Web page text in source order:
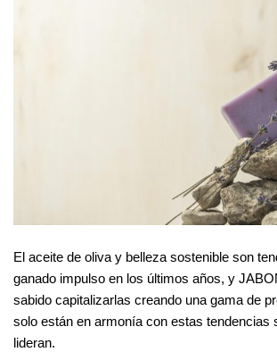
El aceite de oliva y belleza sostenible son
ganado impulso en los últimos años, y
sabido capitalizarlas creando una gama de
solo están en armonía con estas tendencias
lideran.